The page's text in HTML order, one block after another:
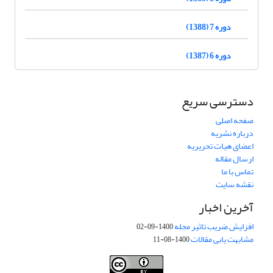
دوره 7 (1388)
دوره 6 (1387)
دسترسی سریع
صفحه اصلی
درباره نشریه
اعضای هیات تحریریه
ارسال مقاله
تماس با ما
نقشه سایت
آخرین اخبار
افزایش ضریب تاثیر مجله1400-09-02
مشابهت یابی مقالات1400-08-11